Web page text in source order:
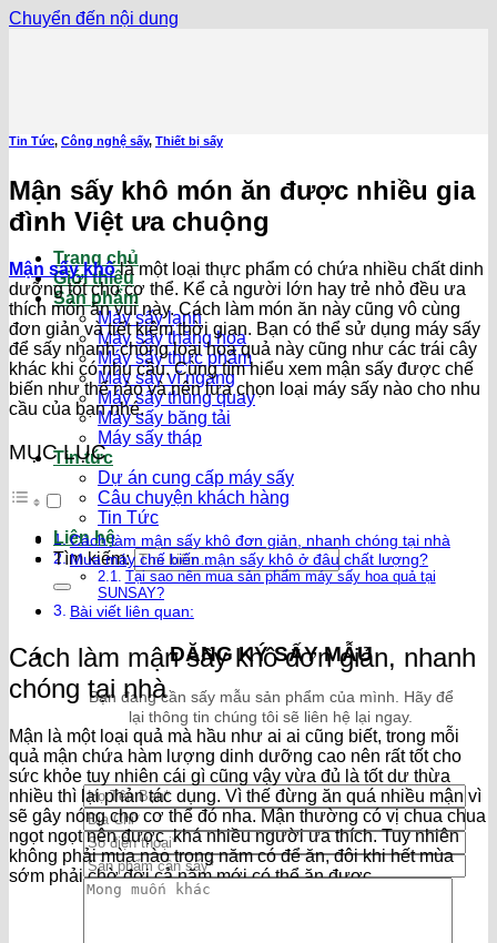
Chuyển đến nội dung
Trang chủ
Giới thiệu
Sản phẩm
Máy sấy lạnh
Máy sấy thăng hoa
Máy sấy thực phẩm
Máy sấy vĩ ngang
Máy sấy thùng quay
Máy sấy băng tải
Máy sấy tháp
Tin tức
Dự án cung cấp máy sấy
Câu chuyện khách hàng
Tin Tức
Liên hệ
Tìm kiếm:
ĐĂNG KÝ SẤY MẪU
Bạn đang cần sấy mẫu sản phẩm của mình. Hãy để
lại thông tin chúng tôi sẽ liên hệ lại ngay.
Tin Tức, Công nghệ sấy, Thiết bị sấy
Mận sấy khô món ăn được nhiều gia
đình Việt ưa chuộng
Mận sấy khôlà một loại thực phẩm có chứa nhiều chất dinh
dưỡng tốt cho cơ thể. Kể cả người lớn hay trẻ nhỏ đều ưa
thích món ăn vui này. Cách làm món ăn này cũng vô cùng
đơn giản và tiết kiệm thời gian. Bạn có thể sử dụng máy sấy
để sấy nhanh chóng loại hoa quả này cũng như các trái cây
khác khi có nhu cầu. Cùng tìm hiểu xem mận sấy được chế
biến như thế nào và nên lưa chọn loại máy sấy nào cho nhu
cầu của bạn nhé.
MỤC LỤC
Cách làm mận sấy khô đơn giản, nhanh chóng tại nhà
Mua máy chế biến mận sấy khô ở đâu chất lượng?
Tại sao nên mua sản phẩm máy sấy hoa quả tại
SUNSAY?
Bài viết liên quan:
Cách làm mận sấy khô đơn giản, nhanh
chóng tại nhà
Mận là một loại quả mà hầu như ai ai cũng biết, trong mỗi
quả mận chứa hàm lượng dinh dưỡng cao nên rất tốt cho
sức khỏe tuy nhiên cái gì cũng vậy vừa đủ là tốt dư thừa
nhiều thì lại phản tác dụng. Vì thế đừng ăn quá nhiều mận vì
sẽ gây nóng cho cơ thể đó nha. Mận thường có vị chua chua
ngọt ngọt nên được khá nhiều người ưa thích. Tuy nhiên
không phải mùa nào trong năm có để ăn, đôi khi hết mùa
sớm phải chờ đợi cả năm mới có thể ăn được.